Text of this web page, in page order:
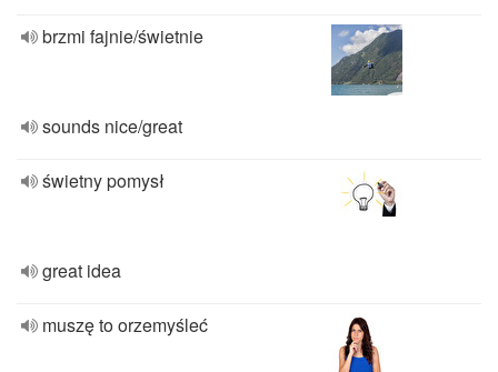
brzmi fajnie/świetnie
sounds nice/great
świetny pomysł
great idea
muszę to orzemyśleć